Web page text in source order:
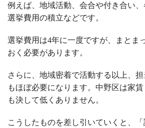
例えば、地域活動、会合や付き合い、
選挙費用の積立などです。
選挙費用は4年に一度ですが、まとま
おく必要があります。
さらに、地域密着で活動する以上、
もほぼ必要になります。中野区は家
も決して低くありません。
こうしたものを差し引いていくと、